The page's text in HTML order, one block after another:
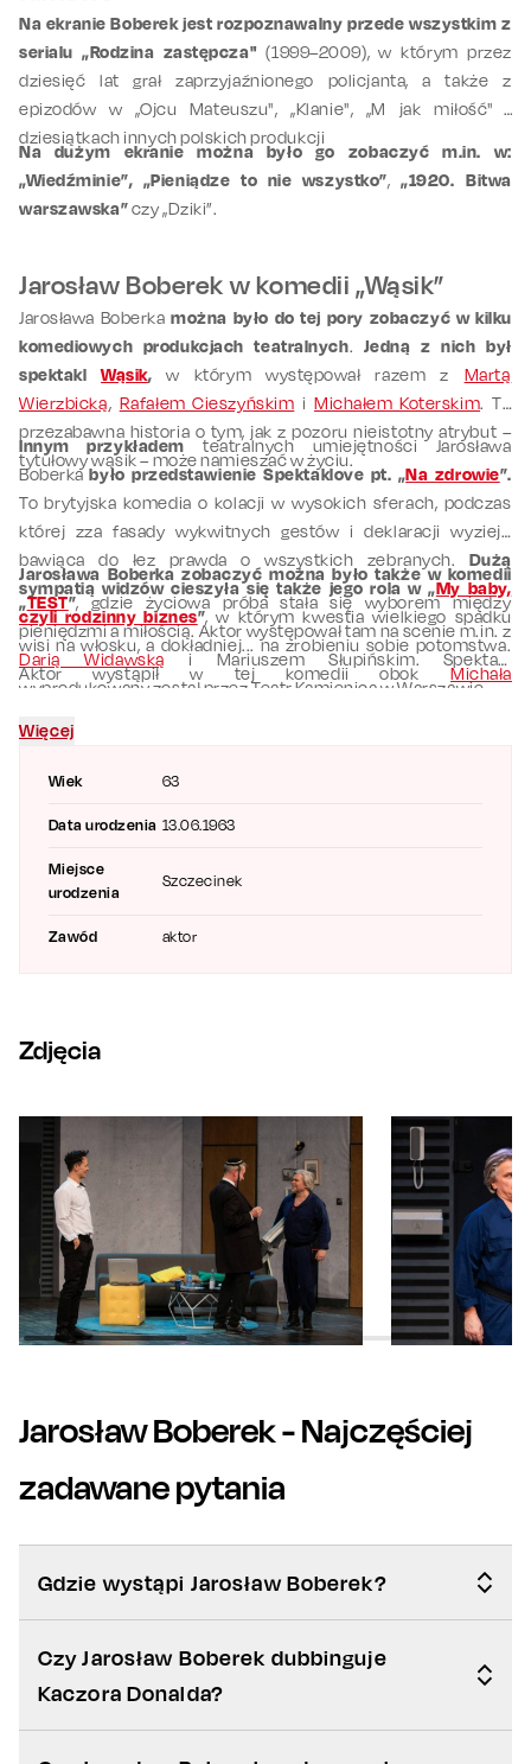
Wiek 63
Data urodzenia 13.06.1963
Miejsce
urodzenia
Szczecinek
Zawód aktor
Na ekranie Boberek jest rozpoznawalny przede wszystkim z
serialu „Rodzina zastępcza" (1999–2009), w którym przez
dziesięć lat grał zaprzyjaźnionego policjanta, a także z
epizodów w „Ojcu Mateuszu", „Klanie", „M jak miłość" i
dziesiątkach innych polskich produkcji
Na dużym ekranie można było go zobaczyć m.in. w:
„Wiedźminie”, „Pieniądze to nie wszystko”,„1920. Bitwa
warszawska”czy „Dziki”.
Jarosław Boberek w komedii „Wąsik”
Jarosława Boberkamożna było do tej pory zobaczyć w kilku
komediowych produkcjach teatralnych. Jedną z nich był
spektaklWąsik, w którym występował razem z Martą
Wierzbicką, Rafałem Cieszyńskim i Michałem Koterskim. To
przezabawna historia o tym, jak z pozoru nieistotny atrybut –
tytułowy wąsik – może namieszać w życiu.
Innym przykładem teatralnych umiejętności Jarosława
Boberkabyło przedstawienie Spektaklove pt. „Na zdrowie”.
To brytyjska komedia o kolacji w wysokich sferach, podczas
której zza fasady wykwitnych gestów i deklaracji wyzieje
bawiąca do łez prawda o wszystkich zebranych. Dużą
sympatią widzów cieszyła się także jego rola w „My baby,
czyli rodzinny biznes”, w którym kwestia wielkiego spadku
wisi na włosku, a dokładniej... na zrobieniu sobie potomstwa.
Aktor wystąpił w tej komedii obokMichała
Jarosława Boberka zobaczyć można było także w komedii
„TEST”, gdzie życiowa próba stała się wyborem między
pieniędzmi a miłością. Aktor występował tam na scenie m.in. z
Darią Widawską
i Mariuszem Słupińskim. Spektakl
wyprodukowany został przez Teatr Kamienica w Warszawie.
Więcej
Zdjęcia
Jarosław Boberek- Najczęściej
zadawane pytania
Gdzie wystąpi Jarosław Boberek?
Czy Jarosław Boberek dubbinguje
Kaczora Donalda?